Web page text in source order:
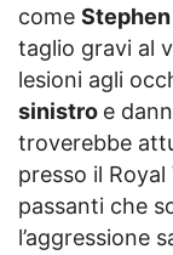
come
taglio gravi al
lesioni agli
sinistro e
troverebbe
presso il
passanti che
l’aggressione